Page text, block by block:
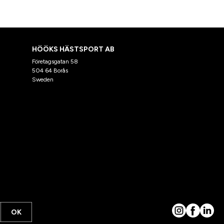
HÖÖKS HÄSTSPORT AB
Företagsgatan 58
504 64 Borås
Sweden
OK